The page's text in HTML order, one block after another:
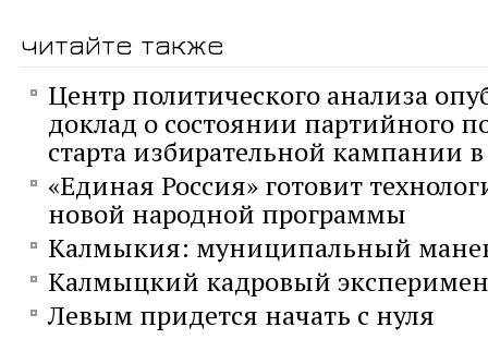
читайте также
Центр политического анализа
доклад о состоянии партийного
старта избирательной кампании
«Единая Россия» готовит
новой народной программы
Калмыкия: муниципальный
Калмыцкий кадровый
Левым придется начать с нуля